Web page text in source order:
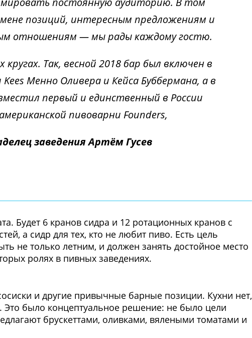
позиций, интересным предложениям и
отношениям —мы рады каждому гостю.
Так, весной 2018 бар был включен в
Менно Оливера и Кейса Буббермана, а в
первый и единственный в России
пивоварни Founders,
заведения Артём Гусев
Будет 6 кранов сидра и 12 ротационных кранов с
а сидр для тех, кто не любит пиво. Есть цель
не только летним, и должен занять достойное место
ролях в пивных заведениях.
и другие привычные барные позиции. Кухни нет,
Это было концептуальное решение: не было цели
брускеттами, оливками, вялеными томатами и